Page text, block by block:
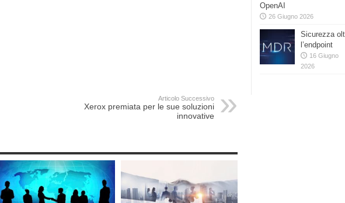
Articolo Successivo
Xerox premiata per le sue soluzioni
innovative
OpenAI
26 Giugno 2026
Sicurezza
l’endpoint
16 Giugno
2026